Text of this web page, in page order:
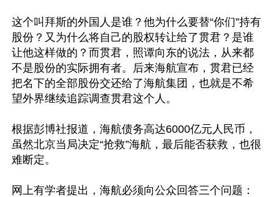
这个叫拜斯的外国人是谁？他为什么要替“你们”持有
股份？又为什么将自己的股权转让给了贯君？是谁
让他这样做的？而贯君，照谭向东的说法，从来都
不是股份的实际拥有者。后来海航宣布，贯君已经
把名下的全部股份交还给了海航集团，也就是不希
望外界继续追踪调查贯君这个人。
根据彭博社报道，海航债务高达6000亿元人民币，
虽然北京当局决定“抢救”海航，最后能否获救，也很
难断定。
网上有学者提出，海航必须向公众回答三个问题：